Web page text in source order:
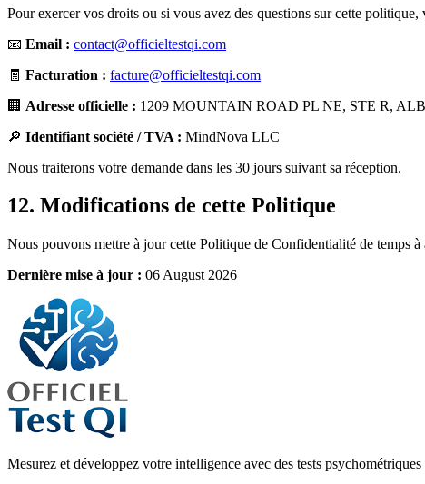
Pour exercer vos droits ou si vous avez des questions sur cette politique,
📧 Email : contact@officieltestqi.com
🧾 Facturation : facture@officieltestqi.com
🏢 Adresse officielle : 1209 MOUNTAIN ROAD PL NE, STE R,
🔎 Identifiant société / TVA : MindNova LLC
Nous traiterons votre demande dans les 30 jours suivant sa réception.
12. Modifications de cette Politique
Nous pouvons mettre à jour cette Politique de Confidentialité de temps
Dernière mise à jour : 06 August 2026
Mesurez et développez votre intelligence avec des tests